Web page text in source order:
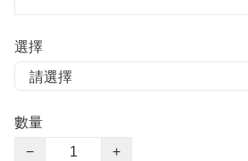
選擇
數量
−
+